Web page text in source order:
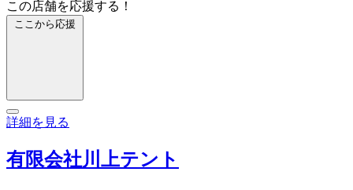
この店舗を応援する！
ここから応援
詳細を見る
有限会社川上テント